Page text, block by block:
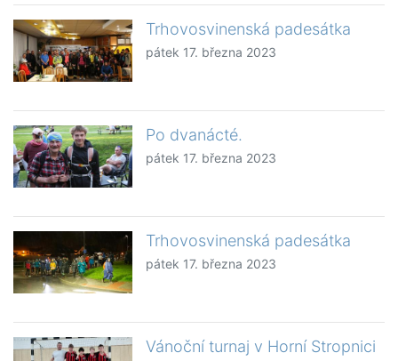
Trhovosvinenská padesátka
pátek 17. března 2023
Po dvanácté.
pátek 17. března 2023
Trhovosvinenská padesátka
pátek 17. března 2023
Vánoční turnaj v Horní Stropnici